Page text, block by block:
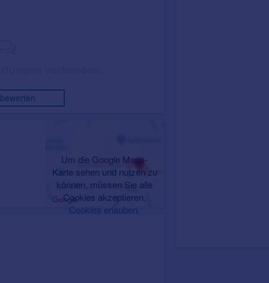
Um die Google Maps-
Karte sehen und nutzen zu
können, müssen Sie alle
Cookies akzeptieren.
Cookies erlauben